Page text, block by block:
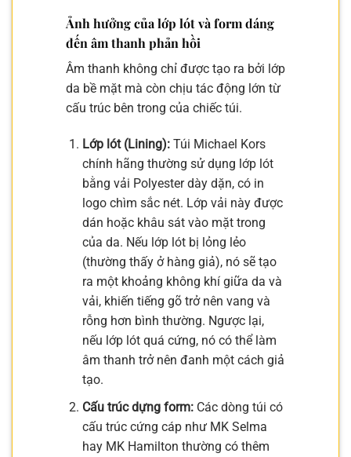
Ảnh hưởng của lớp lót và form dáng
đến âm thanh phản hồi
Âm thanh không chỉ được tạo ra bởi lớp
da bề mặt mà còn chịu tác động lớn từ
cấu trúc bên trong của chiếc túi.
Lớp lót (Lining):Túi Michael Kors
chính hãng thường sử dụng lớp lót
bằng vải Polyester dày dặn, có in
logo chìm sắc nét. Lớp vải này được
dán hoặc khâu sát vào mặt trong
của da. Nếu lớp lót bị lỏng lẻo
(thường thấy ở hàng giả), nó sẽ tạo
ra một khoảng không khí giữa da và
vải, khiến tiếng gõ trở nên vang và
rỗng hơn bình thường. Ngược lại,
nếu lớp lót quá cứng, nó có thể làm
âm thanh trở nên đanh một cách giả
tạo.
Cấu trúc dựng form:Các dòng túi có
cấu trúc cứng cáp như MK Selma
hay MK Hamilton thường có thêm